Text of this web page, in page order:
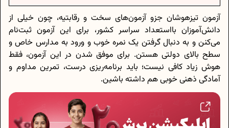
آزمون تیزهوشان جزو آزمون‌های سخت و رقابتیه، چون خیلی از
دانش‌آموزان بااستعداد سراسر کشور، برای این آزمون ثبت‌نام
می‌کنن و به دنبال گرفتن یک نمره خوب و ورود به مدارس خاص و
سطح بالای دولتی هستن. برای موفق شدن در این آزمون، فقط
هوش زیاد کافی نیست؛ باید برنامه‌ریزی درست، تمرین مداوم و
آمادگی ذهنی خوبی هم داشته باشین.